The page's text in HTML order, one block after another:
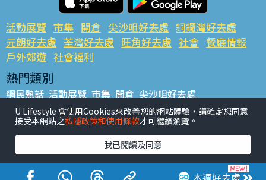
活動展覽 市集 開倉 尖沙咀好去處 銅鑼灣好去處
元朗好去處 荃灣好去處 旺角好去處 社會 餐廳情報
戶外郊遊 社會福利
熱門類別
網民熱話 活動展覽 市集 開倉 尖沙咀好去處
銅鑼灣好去處 元朗好去處 荃灣好去處 旺角好去處 社會
餐廳情報 戶外郊遊
熱門標籤
#UGO搵好去處 #人氣活動推介 #美食社群熱話
#親子玩樂好去處
#ULifestyle應用程式 #限時搶
U Lifestyle 會使用Cookies來改善您的網站體驗，請確定您同意
接受本網站之私隱政策和使用條款才可繼續瀏覽。
我已閱讀及同意